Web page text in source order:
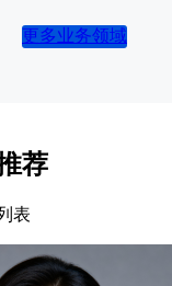
更多业务领域
荐
表